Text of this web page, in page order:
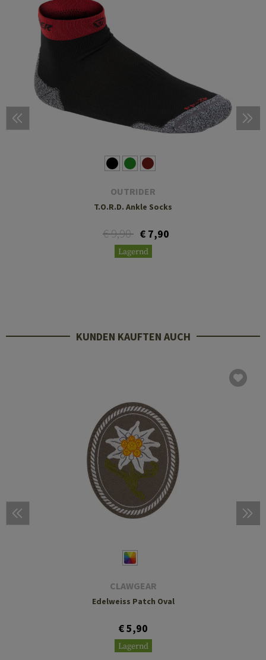
OUTRIDER
T.O.R.D. Ankle Socks
€ 9,90 € 7,90
Lagernd
KUNDEN KAUFTEN AUCH
CLAWGEAR
Edelweiss Patch Oval
€ 5,90
Lagernd